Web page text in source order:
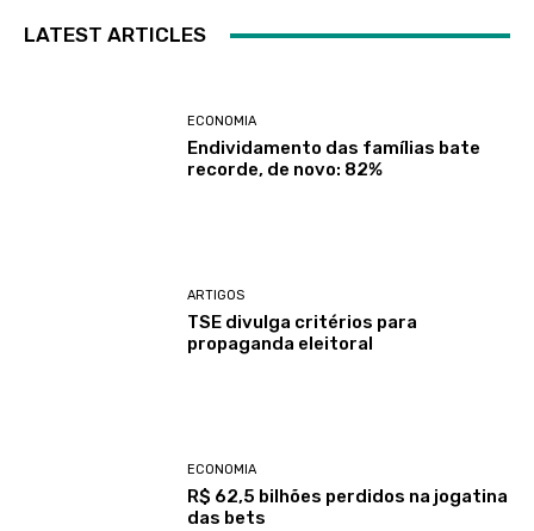
LATEST ARTICLES
ECONOMIA
Endividamento das famílias bate
recorde, de novo: 82%
ARTIGOS
TSE divulga critérios para
propaganda eleitoral
ECONOMIA
R$ 62,5 bilhões perdidos na jogatina
das bets